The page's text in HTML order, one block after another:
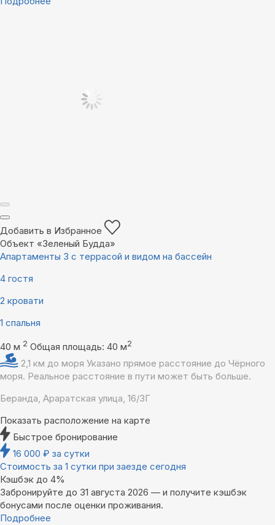
Добавить в Избранное
Объект «Зеленый Будда»
Апартаменты 3 с террасой и видом на бассейн
4 гостя
2 кровати
1 спальня
40 м 2 Общая площадь: 40 м2
2,1 км до моря Указано прямое расстояние до Чёрного
моря. Реальное расстояние в пути может быть больше.
Беранда, Араратская улица, 16/3Г
Показать расположение на карте
Быстрое бронирование
16 000 ₽ за сутки
Стоимость за 1 сутки при заезде сегодня
Кэшбэк до 4%
Забронируйте до 31 августа 2026 — и получите кэшбэк
бонусами после оценки проживания.
Подробнее